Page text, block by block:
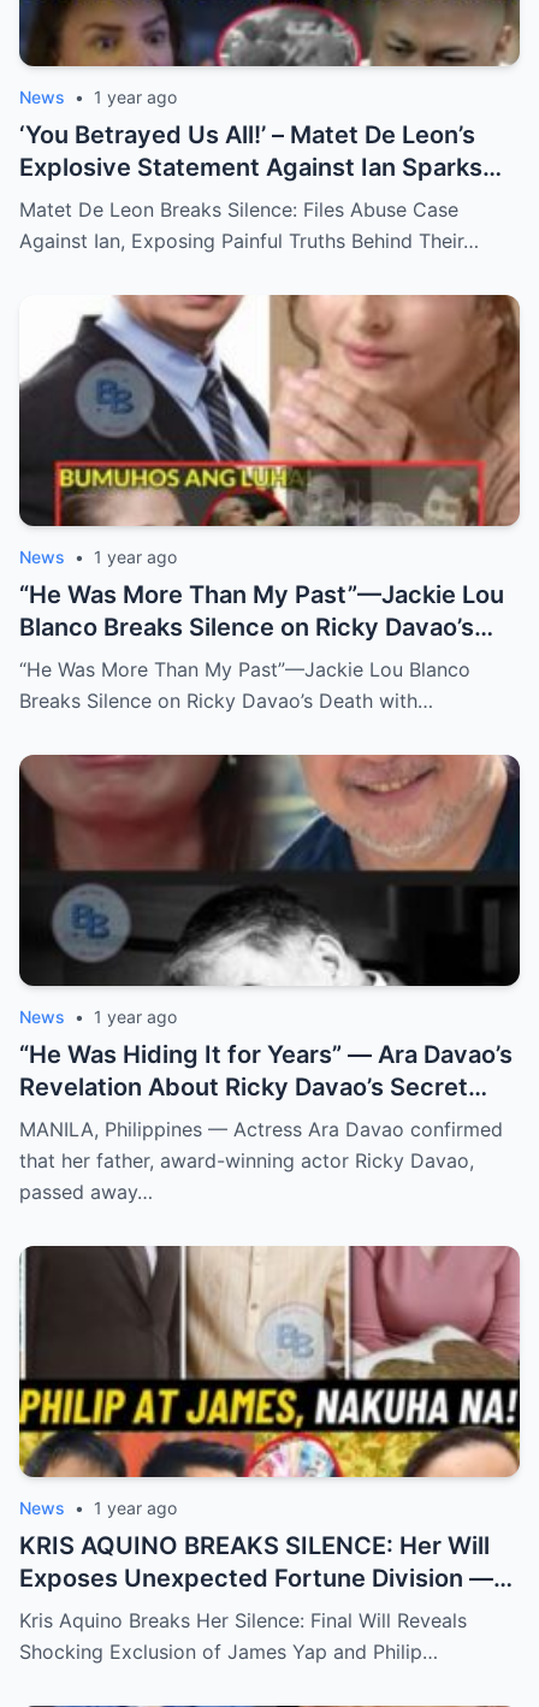
News • 1 year ago
‘You Betrayed Us All!’ – Matet De Leon’s
Explosive Statement Against Ian Sparks
National Outrage Over Family Secrets and
Long-Buried Conflicts
Matet De Leon Breaks Silence: Files Abuse Case
Against Ian, Exposing Painful Truths Behind Their…
News • 1 year ago
“He Was More Than My Past”—Jackie Lou
Blanco Breaks Silence on Ricky Davao’s
Death with Heartfelt Farewell
“He Was More Than My Past”—Jackie Lou Blanco
Breaks Silence on Ricky Davao’s Death with…
News • 1 year ago
“He Was Hiding It for Years” — Ara Davao’s
Revelation About Ricky Davao’s Secret
Illness Before Death Leaves Everyone
Speechless
MANILA, Philippines — Actress Ara Davao confirmed
that her father, award-winning actor Ricky Davao,
passed away…
News • 1 year ago
KRIS AQUINO BREAKS SILENCE: Her Will
Exposes Unexpected Fortune Division —
What She Left for Ex-Lovers James Yap
and Philip Salvador Leaves the Public
Kris Aquino Breaks Her Silence: Final Will Reveals
Shocking Exclusion of James Yap and Philip…